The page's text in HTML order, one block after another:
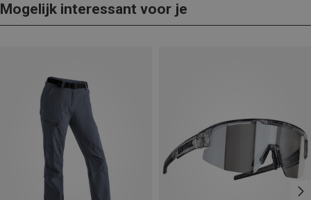
Mogelijk interessant voor je